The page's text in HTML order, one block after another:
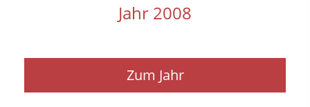
Jahr 2008
Zum Jahr